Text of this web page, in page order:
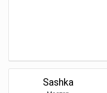
Sashka